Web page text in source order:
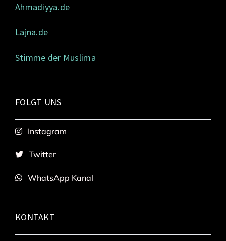
Ahmadiyya.de
Lajna.de
Stimme der Muslima
FOLGT UNS
Instagram
Twitter
WhatsApp Kanal
KONTAKT